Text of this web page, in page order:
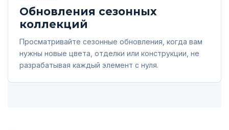
Обновления сезонных
коллекций
Просматривайте сезонные обновления, когда вам
нужны новые цвета, отделки или конструкции, не
разрабатывая каждый элемент с нуля.